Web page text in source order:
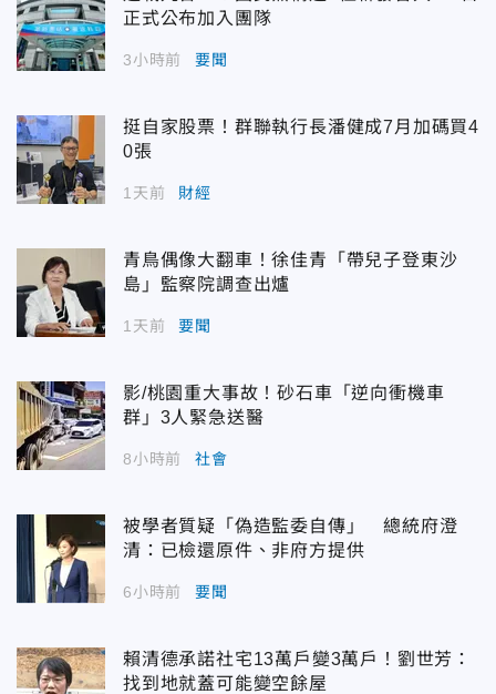
正式公布加入團隊
3小時前 要聞
挺自家股票！群聯執行長潘健成7月加碼買4
0張
1天前 財經
青鳥偶像大翻車！徐佳青「帶兒子登東沙
島」監察院調查出爐
1天前 要聞
影/桃園重大事故！砂石車「逆向衝機車
群」3人緊急送醫
8小時前 社會
被學者質疑「偽造監委自傳」 總統府澄
清：已檢還原件、非府方提供
6小時前 要聞
賴清德承諾社宅13萬戶變3萬戶！劉世芳：
找到地就蓋可能變空餘屋